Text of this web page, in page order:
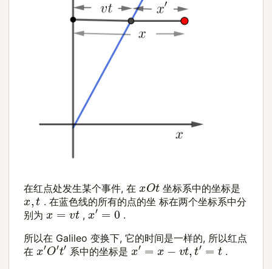
在红点处发生某个事件, 在xOt坐标系中的坐标是
x,t . 在蓝色线的所有的点的坐 标在两个坐标系中分
别为x=vt , x′=0
.
所以在 Galileo 变换下, 它的时间是一样的, 所以红点
在x′O′t′ 系中的坐标是x′=x−vt = t .